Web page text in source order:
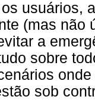
usuários,
(mas não
a
sobre
sob